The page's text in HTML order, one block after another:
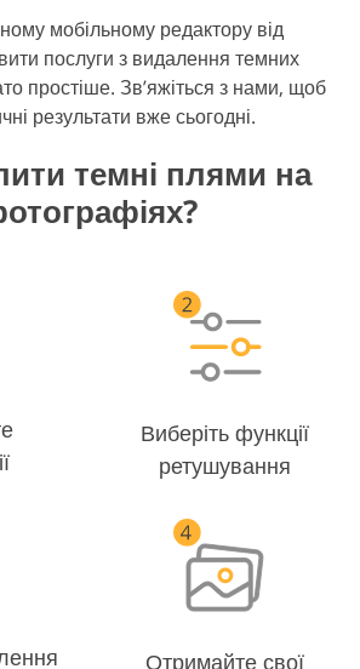
мобільному редактору від
послуги з видалення темних
простіше. Зв’яжіться з нами, щоб
результати вже сьогодні.
темні плями на
Виберіть функції
ретушування
Отримайте свої